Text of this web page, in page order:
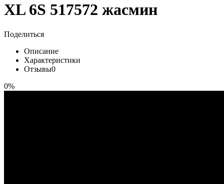
XL 6S 517572 жасмин
Поделиться
Описание
Характеристики
Отзывы0
0%